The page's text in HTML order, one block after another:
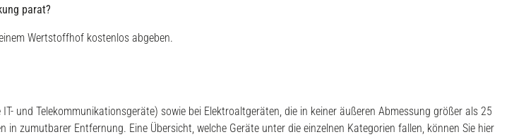
parat?
Wertstoffhof kostenlos abgeben.
und Telekommunikationsgeräte) sowie bei Elektroaltgeräten, die in keiner äußeren Abmessung größer als 25
zumutbarer Entfernung. Eine Übersicht, welche Geräte unter die einzelnen Kategorien fallen, können Sie hier